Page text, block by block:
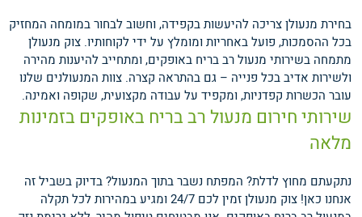
בחירת מנעולן צריכה להיעשות בקפידה, וחשוב לבחור במומחה המחזיק
בכל ההסמכות, פועל באחריות ומומלץ על ידי לקוחותיו. צוק מנעולן
מתמחה בשירותי מנעול רב בריח באופקים, ומתחייב להיענות מהירה
ולשירות אדיב בכל פנייה – גם בהתראה קצרה. צוות המנעולנים שלנו
עובר הכשרות קפדניות, ומקפיד על עבודה מקצועית, שקופה ואמינה.
שירותי חירום מנעול רב בריח באופקים בזמינות
מלאה
נתקעתם מחוץ לדלת? המפתח נשבר בתוך המנעול? בדיוק בשביל זה
אנחנו כאן! צוק מנעולן זמין לכם 24/7 ומגיע במהירות לכל תקלה